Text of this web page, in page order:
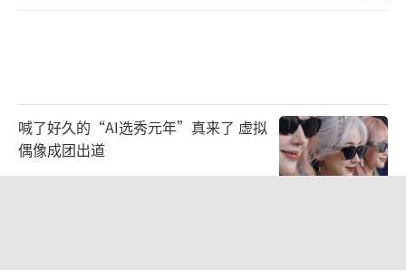
伦的音乐盛宴吧!（责任编辑：李劲 CK005）
喊了好久的“AI选秀元年”真来了 虚拟
偶像成团出道
2026-08-05 22:49:55